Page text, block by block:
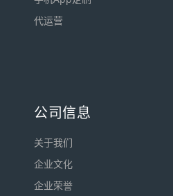
代运营
公司信息
关于我们
企业文化
企业荣誉